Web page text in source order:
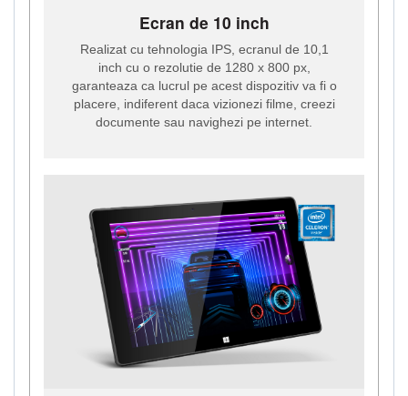
Ecran de 10 inch
Realizat cu tehnologia IPS, ecranul de 10,1
inch cu o rezolutie de 1280 x 800 px,
garanteaza ca lucrul pe acest dispozitiv va fi o
placere, indiferent daca vizionezi filme, creezi
documente sau navighezi pe internet.